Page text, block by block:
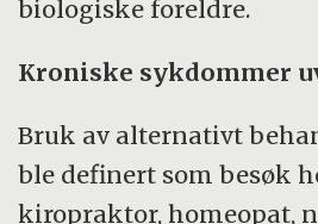
biologiske foreldre.
Kroniske sykdommer
Bruk av alternativt
ble definert som besøk
kiropraktor, homeopat,